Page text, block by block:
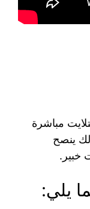
مباشرة
ينصح
خبير.
يلي: